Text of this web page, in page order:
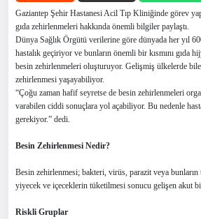
Gaziantep Şehir Hastanesi Acil Tıp Kliniğinde görev
gıda zehirlenmeleri hakkında önemli bilgiler paylaştı.
Dünya Sağlık Örgütü verilerine göre dünyada her yıl
hastalık geçiriyor ve bunların önemli bir kısmını gıda
besin zehirlenmeleri oluşturuyor. Gelişmiş ülkelerde
zehirlenmesi yaşayabiliyor.
“Çoğu zaman hafif seyretse de besin zehirlenmeleri
varabilen ciddi sonuçlara yol açabiliyor. Bu nedenle
gerekiyor.” dedi.
Besin Zehirlenmesi Nedir?
Besin zehirlenmesi; bakteri, virüs, parazit veya
yiyecek ve içeceklerin tüketilmesi sonucu gelişen akut
Riskli Gruplar